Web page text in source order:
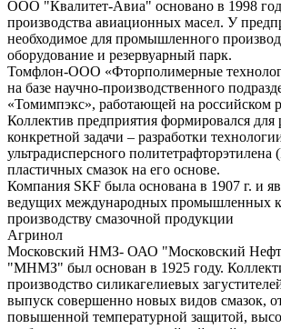
ООО "Квалитет-Авиа" основано в 1998
производства авиационных масел. У
необходимое для промышленного
оборудование и резервуарный парк.
Томфлон-ООО «Фторполимерные
на базе научно-производственного
«Томимпэкс», работающей на российском
Коллектив предприятия формировался для
конкретной задачи – разработки
ультрадисперсного политетрафторэтилена
пластичных смазок на его основе.
Компания SKF была основана в 1907 г. и
ведущих международных промышленных
производству смазочной продукции
Агринол
Московский НМЗ- ОАО "Московский
"МНМЗ" был основан в 1925 году.
производство силикагелиевых
выпуск совершенно новых видов смазок,
повышенной температурной защитой,